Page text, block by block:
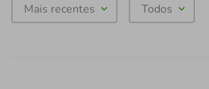
Mais recentes Todos